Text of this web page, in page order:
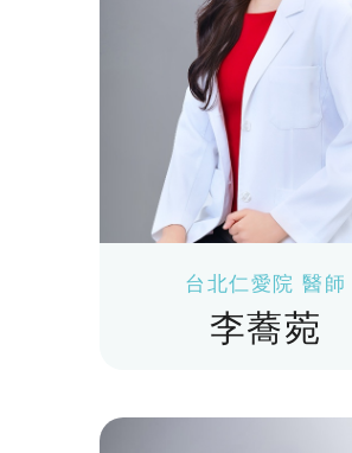
台北仁愛院 醫師
李蕎菀